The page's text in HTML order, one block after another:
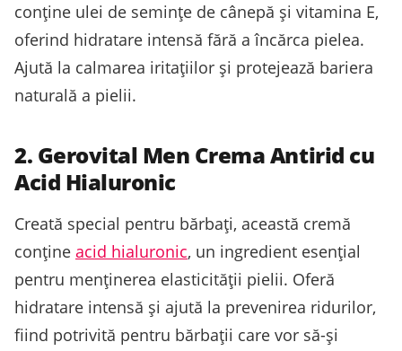
conține ulei de semințe de cânepă și vitamina E,
oferind hidratare intensă fără a încărca pielea.
Ajută la calmarea iritațiilor și protejează bariera
naturală a pielii.
2. Gerovital Men Crema Antirid cu
Acid Hialuronic
Creată special pentru bărbați, această cremă
conține acid hialuronic, un ingredient esențial
pentru menținerea elasticității pielii. Oferă
hidratare intensă și ajută la prevenirea ridurilor,
fiind potrivită pentru bărbații care vor să-și